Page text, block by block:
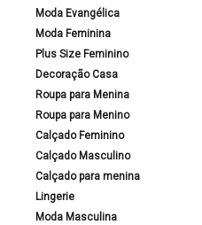
Moda Evangélica
Moda Feminina
Plus Size Feminino
Decoração Casa
Roupa para Menina
Roupa para Menino
Calçado Feminino
Calçado Masculino
Calçado para menina
Lingerie
Moda Masculina